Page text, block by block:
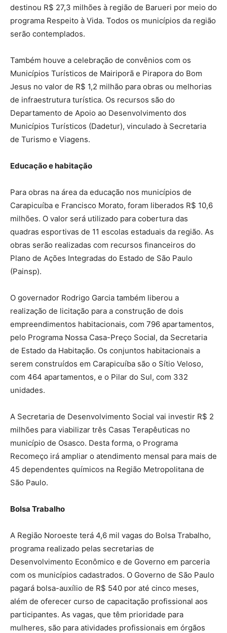
destinou R$ 27,3 milhões à região de Barueri por meio do
programa Respeito à Vida. Todos os municípios da região
serão contemplados.
Também houve a celebração de convênios com os
Municípios Turísticos de Mairiporã e Pirapora do Bom
Jesus no valor de R$ 1,2 milhão para obras ou melhorias
de infraestrutura turística. Os recursos são do
Departamento de Apoio ao Desenvolvimento dos
Municípios Turísticos (Dadetur), vinculado à Secretaria
de Turismo e Viagens.
Educação e habitação
Para obras na área da educação nos municípios de
Carapicuíba e Francisco Morato, foram liberados R$ 10,6
milhões. O valor será utilizado para cobertura das
quadras esportivas de 11 escolas estaduais da região. As
obras serão realizadas com recursos financeiros do
Plano de Ações Integradas do Estado de São Paulo
(Painsp).
O governador Rodrigo Garcia também liberou a
realização de licitação para a construção de dois
empreendimentos habitacionais, com 796 apartamentos,
pelo Programa Nossa Casa-Preço Social, da Secretaria
de Estado da Habitação. Os conjuntos habitacionais a
serem construídos em Carapicuíba são o Sítio Veloso,
com 464 apartamentos, e o Pilar do Sul, com 332
unidades.
A Secretaria de Desenvolvimento Social vai investir R$ 2
milhões para viabilizar três Casas Terapêuticas no
município de Osasco. Desta forma, o Programa
Recomeço irá ampliar o atendimento mensal para mais de
45 dependentes químicos na Região Metropolitana de
São Paulo.
Bolsa Trabalho
A Região Noroeste terá 4,6 mil vagas do Bolsa Trabalho,
programa realizado pelas secretarias de
Desenvolvimento Econômico e de Governo em parceria
com os municípios cadastrados. O Governo de São Paulo
pagará bolsa-auxílio de R$ 540 por até cinco meses,
além de oferecer curso de capacitação profissional aos
participantes. As vagas, que têm prioridade para
mulheres, são para atividades profissionais em órgãos